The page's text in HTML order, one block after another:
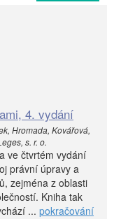
4. vydání
Hromada, Kovářová,
s. r. o.
ve čtvrtém vydání
právní úpravy a
zejména z oblasti
Kniha tak
... pokračování